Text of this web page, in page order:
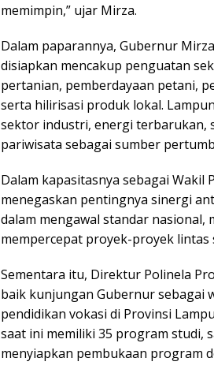
memimpin,” ujar Mirza.
Dalam paparannya, Gubernur
disiapkan mencakup penguatan
pertanian, pemberdayaan petani,
serta hilirisasi produk lokal.
sektor industri, energi terbarukan,
pariwisata sebagai sumber
Dalam kapasitasnya sebagai
menegaskan pentingnya sinergi
dalam mengawal standar nasional,
mempercepat proyek-proyek lintas
Sementara itu, Direktur Polinela
baik kunjungan Gubernur sebagai
pendidikan vokasi di Provinsi
saat ini memiliki 35 program studi,
menyiapkan pembukaan program